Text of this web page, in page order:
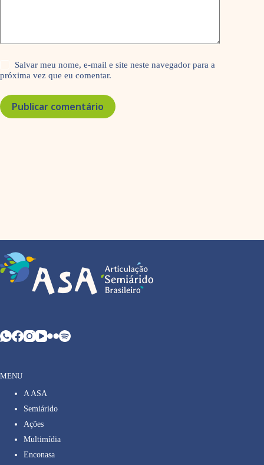
Salvar meu nome, e-mail e site neste navegador para a
próxima vez que eu comentar.
Publicar comentário
MENU
A ASA
Semiárido
Ações
Multimídia
Enconasa